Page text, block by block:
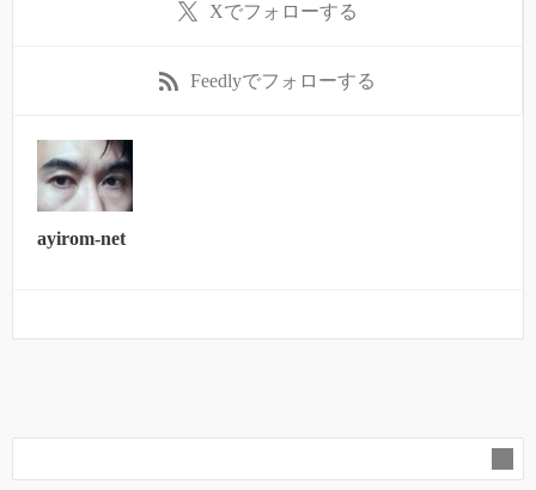
Xでフォローする
Feedlyでフォローする
ayirom-net